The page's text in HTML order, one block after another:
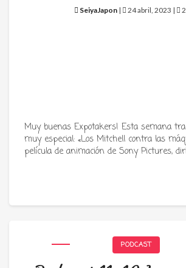
SeiyaJapon| 24 abril, 2023 |
Muy buenas Expotakers! Esta semana
muy especial: «Los Mitchell contra las
película de animación de Sony Pictures,
PODCAST